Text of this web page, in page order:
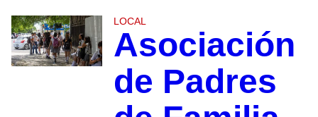
LOCAL
Asociación
de Padres